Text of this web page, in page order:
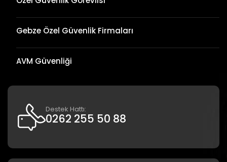
Gebze Özel Güvenlik Firmaları
AVM Güvenliği
Destek Hattı:
0262 255 50 88